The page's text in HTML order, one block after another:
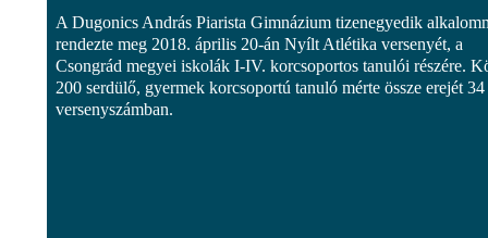
A Dugonics András Piarista Gimnázium tizenegyedik
rendezte meg 2018. április 20-án Nyílt Atlétika versenyét, a
Csongrád megyei iskolák I-IV. korcsoportos tanulói részére.
200 serdülő, gyermek korcsoportú tanuló mérte össze erejét 34
versenyszámban.